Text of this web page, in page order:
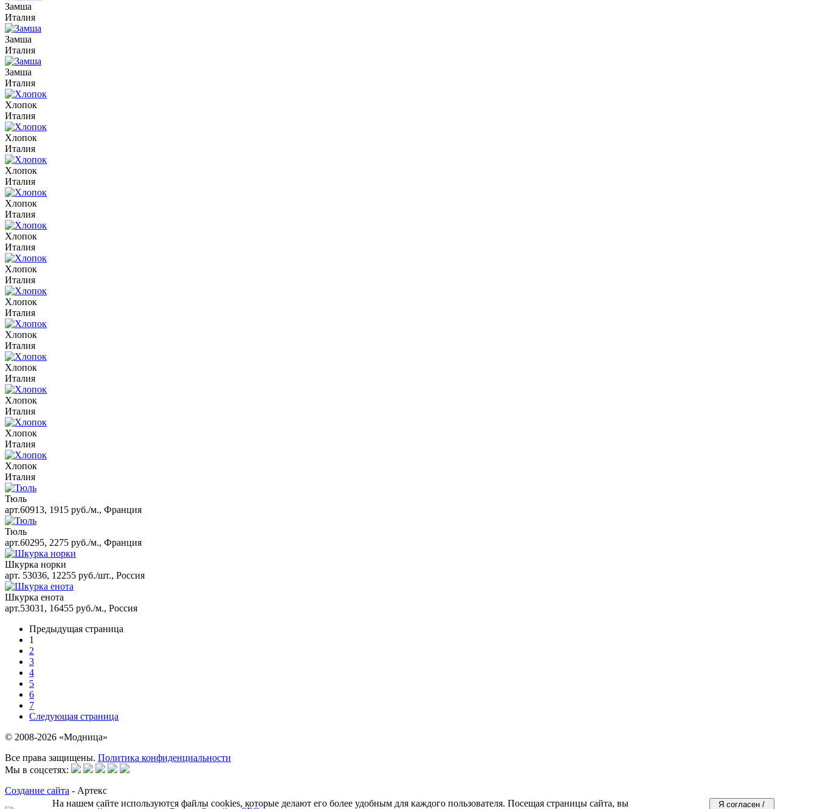
Замша
Италия
Замша
Италия
Замша
Италия
Хлопок
Италия
Хлопок
Италия
Хлопок
Италия
Хлопок
Италия
Хлопок
Италия
Хлопок
Италия
Хлопок
Италия
Хлопок
Италия
Хлопок
Италия
Хлопок
Италия
Хлопок
Италия
Хлопок
Италия
Тюль
арт.60913, 1915 руб./м., Франция
Тюль
арт.60295, 2275 руб./м., Франция
Шкурка норки
арт. 53036, 12255 руб./шт., Россия
Шкурка енота
арт.53031, 16455 руб./м., Россия
Предыдущая страница
1
2
3
4
5
6
7
Следующая страница
© 2008-2026 «Модница»
Все права защищены. Политика конфиденциальности
Мы в соцсетях:
Создание сайта - Артекс
На нашем сайте используются файлы cookies, которые делают его более удобным для каждого пользователя. Посещая страницы сайта, вы Я согласен /